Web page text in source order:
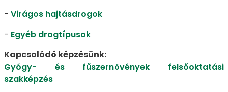
- Virágos hajtásdrogok
- Egyéb drogtípusok
Kapcsolódó képzésünk:
Gyógy- és fűszernövények felsőoktatási
szakképzés